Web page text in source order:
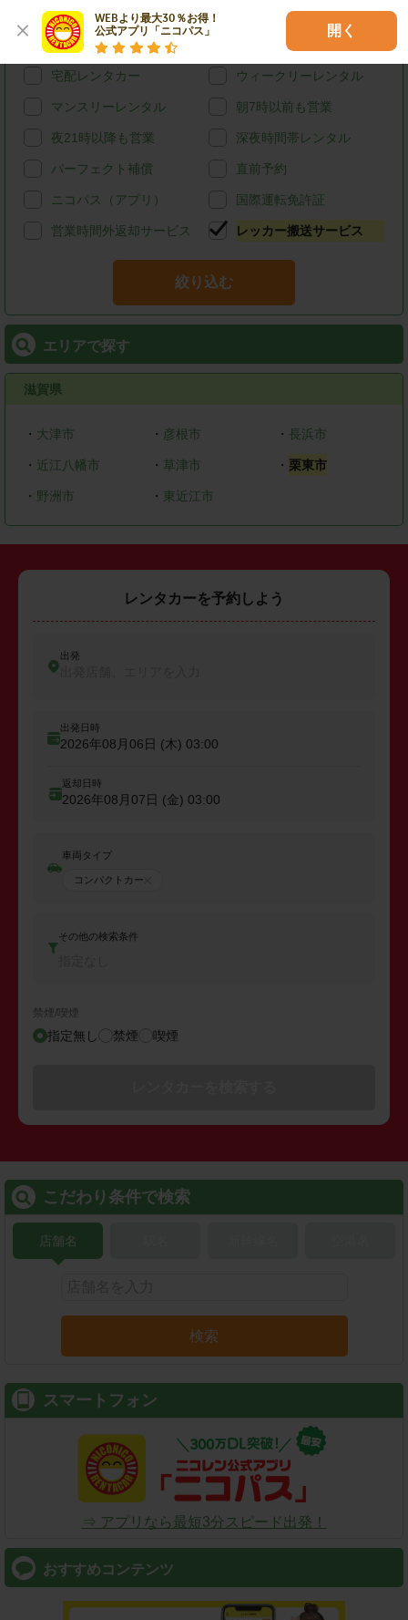
WEBより最大30％お得！
公式アプリ「ニコパス」
開く
カード決済 スタッドレス
給油可能 ETCレンタル
宅配レンタカー ウィークリーレンタル
マンスリーレンタル 朝7時以前も営業
夜21時以降も営業 深夜時間帯レンタル
パーフェクト補償 直前予約
ニコパス（アプリ） 国際運転免許証
営業時間外返却サービス レッカー搬送サービス
絞り込む
エリアで探す
滋賀県
・ 大津市 ・ 彦根市 ・ 長浜市
・ 近江八幡市 ・ 草津市 ・ 栗東市
・ 野洲市 ・ 東近江市
レンタカーを予約しよう
出発
出発日時
2026年08月06日 (木) 03:00
返却日時
2026年08月07日 (金) 03:00
車両タイプ
コンパクトカー
その他の検索条件
禁煙/喫煙
指定無し 禁煙 喫煙
こだわり条件で検索
店舗名
検索
スマートフォン
⇒ アプリなら最短3分スピード出発！
おすすめコンテンツ